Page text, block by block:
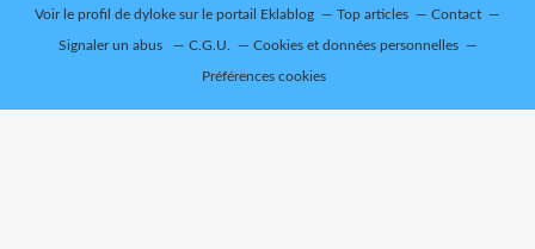
Voir le profil de dyloke sur le portail Eklablog Top articles Contact
Signaler un abus C.G.U. Cookies et données personnelles
Préférences cookies